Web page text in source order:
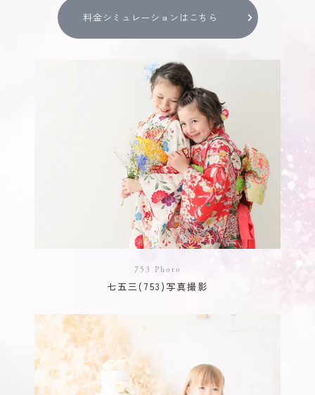
料金シミュレーションはこちら
753 Photo
七五三(753)写真撮影